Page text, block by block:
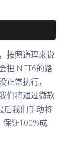
按照道理来说
把.NET6的路
常执行，
们将通过微软
后我们手动将
保证100%成